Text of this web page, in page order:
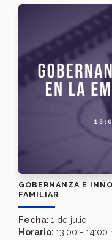
GOBERNANZA E
FAMILIAR
Fecha: 1 de julio
Horario: 13:00 - 14:00